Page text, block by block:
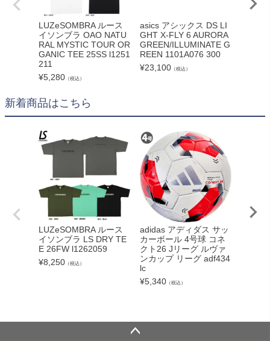
LUZeSOMBRA ルース
イソンブラ OAO NATU
RAL MYSTIC TOUR OR
GANIC TEE 25SS l1251
211
¥5,280 （税込）
asics アシックス DS LI
GHT X-FLY 6 AURORA
GREEN/ILLUMINATE G
REEN 1101A076 300
¥23,100 （税込）
新着商品はこちら
LUZeSOMBRA ルース
イソンブラ LS DRY TE
E 26FW l1262059
¥8,250 （税込）
adidas アディダス サッ
カーボール 4号球 コネ
クト26 Jリーグ ルヴァ
ンカップ リーグ adf434
lc
¥5,340 （税込）